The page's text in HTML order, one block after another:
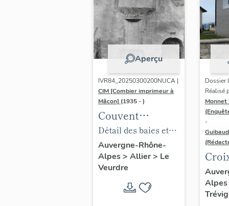
moitié 20e siècle
(Collection
particulière).
Aperçu
IVR84_20250300200NUCA |
CIM [Combier imprimeur à
Mâcon] (1935 - )
Couvent
d'Augustins
Notre-Dame de
Lorette puis
ferme
actuellement
Détail des baies et
de la niche du mur
méridional de
l'église du couvent
de Notre-Dame de
Auvergne-Rhône-
Alpes> Allier> Le
Veurdre
Dossier
Réalisé
Monnet
-
Alpes